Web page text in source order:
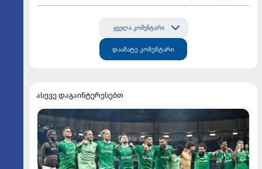
ყველა კომენტარი
დაამატე კომენტარი
ასევე დაგაინტერესებთ